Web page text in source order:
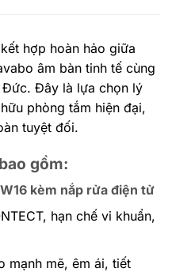
hợp hoàn hảo giữa
âm bàn tinh tế cùng
Đức. Đây là lựa chọn lý
phòng tắm hiện đại,
tuyệt đối.
gồm:
kèm nắp rửa điện tử
hạn chế vi khuẩn,
mạnh mẽ, êm ái, tiết